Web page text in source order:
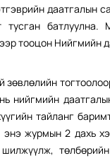
даатгалын
батлуулна.
тооцон Нийгмийн
нийгмийн
тайланг
журмын 2 дахь